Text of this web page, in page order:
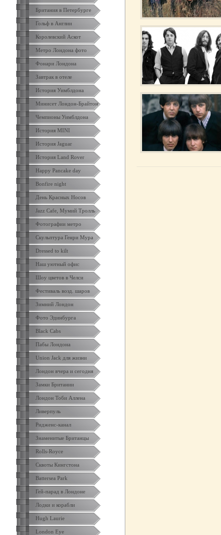
Британия в Петербурге
Гольф в Англии
Королевский Аскот
Метро Лондона фото
Фонари Лондона
Завтрак в отеле
История Уимблдона
Минисет Лондон-Брайтон
Чемпионы Уимблдона
История MINI
История Jaguar
История Land Rover
Happy Pancake day
Bonfire night
День Красных Носов
Jazz Cafe, Мумий Тролль
Фотографии метро
Скульптура Генри Мура
Dressed to kilt
Наш уютный офис
Шоу цветов в Челси
Фестиваль возд. шаров
Зимний Лондон
Фото Эдинбурга
Black Cabs
Пабы Лондона
Union Jack для жизни
Лондон вчера и сегодня
Замки Британии
Лондон Тоби Аллена
Ливерпуль
Ридженс-канал
Знаменитые Британцы
Rolls-Royce
Сквоты Кингстона
Battersea Park
Гей-парад в Лондоне
Лодки и корабли
Hugh Laurie
London Eye